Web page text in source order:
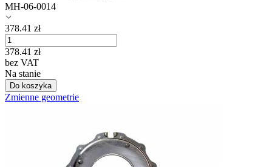
MH-06-0014
378.41 zł
378.41 zł
bez VAT
Na stanie
Do koszyka
Zmienne geometrie